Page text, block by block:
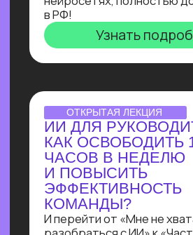
В ТЕЛЕГРАМ ЗА 3 ДНЯ
С НУЛЯ!
Всего за три урока ты выполнишь
реальный заказ с биржи: соберёшь
полноценного бота-нутрициолога
с ИИI-ассистентом
на Salebot и поймешь, можешь ли
ты зарабатывать на разработке чат-
ботов от 100 т.р.
Узнать подробнее